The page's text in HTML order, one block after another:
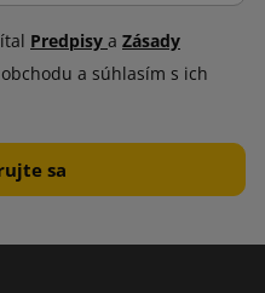
Predpisy a Zásady
obchodu a súhlasím s ich